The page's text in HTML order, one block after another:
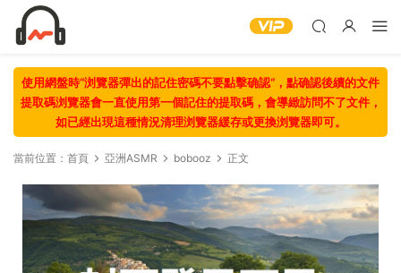
使用網盤時“浏覽器彈出的記住密碼不要點擊确認“，點确認後續的文件
提取碼浏覽器會一直使用第一個記住的提取碼，會導緻訪問不了文件，
如已經出現這種情況清理浏覽器緩存或更換浏覽器即可。
當前位置： 首頁 亞洲ASMR bobooz 正文